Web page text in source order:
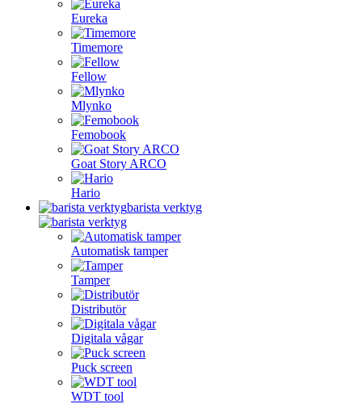
Eureka
Timemore
Fellow
Mlynko
Femobook
Goat Story ARCO
Hario
barista verktyg
Automatisk tamper
Tamper
Distributör
Digitala vågar
Puck screen
WDT tool